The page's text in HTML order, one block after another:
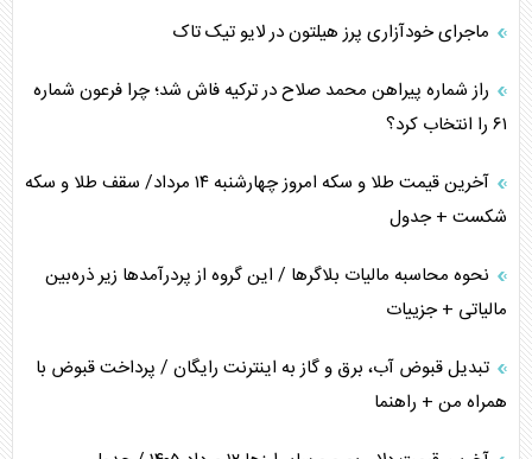
فضای مجازی، چالش تربیتی خانواده‌ها
پیامدهای خطرناک حمله اوکراین به کشتی ایرانی
ماجرای خودآزاری پرز هیلتون در لایو تیک تاک
راز شماره پیراهن محمد صلاح در ترکیه فاش شد؛ چرا فرعون شماره
۶۱ را انتخاب کرد؟
آخرین قیمت طلا و سکه امروز چهارشنبه ۱۴ مرداد/ سقف طلا و سکه
شکست + جدول
نحوه محاسبه مالیات بلاگر‌ها / این گروه از پردرآمد‌ها زیر ذره‌بین
مالیاتی + جزییات
تبدیل قبوض آب، برق و گاز به اینترنت رایگان / پرداخت قبوض با
همراه من + راهنما